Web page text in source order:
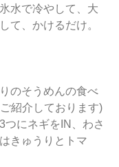
水で冷やして、大
て、かけるだけ。
のそうめんの食べ
紹介しております)
つにネギをIN、わさ
きゅうりとトマ